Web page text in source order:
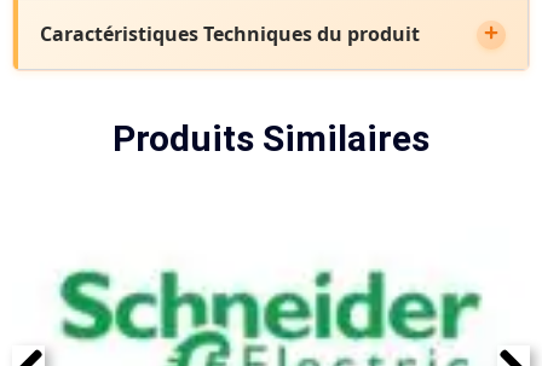
Caractéristiques Techniques du produit
Produits Similaires